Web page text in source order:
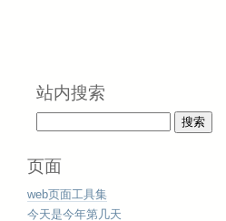
站内搜索
页面
web页面工具集
今天是今年第几天